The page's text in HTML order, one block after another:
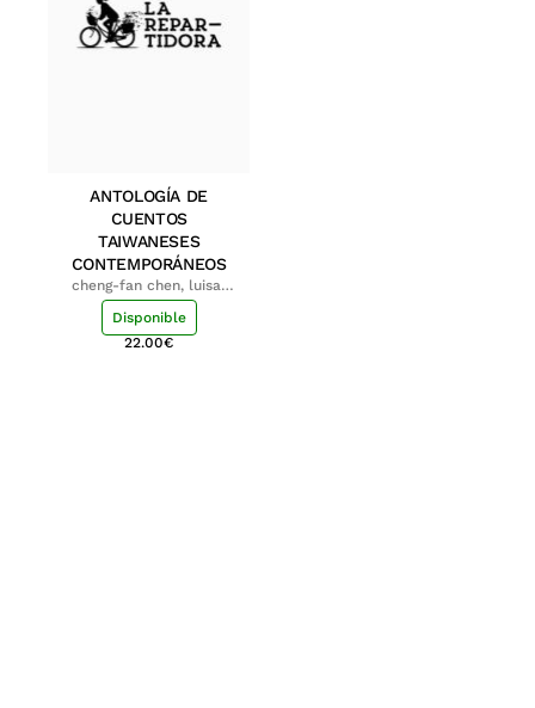
ANTOLOGÍA DE
CUENTOS
TAIWANESES
CONTEMPORÁNEOS
cheng-fan chen, luisa;
shu-ying chang, luisa
Disponible
22.00€